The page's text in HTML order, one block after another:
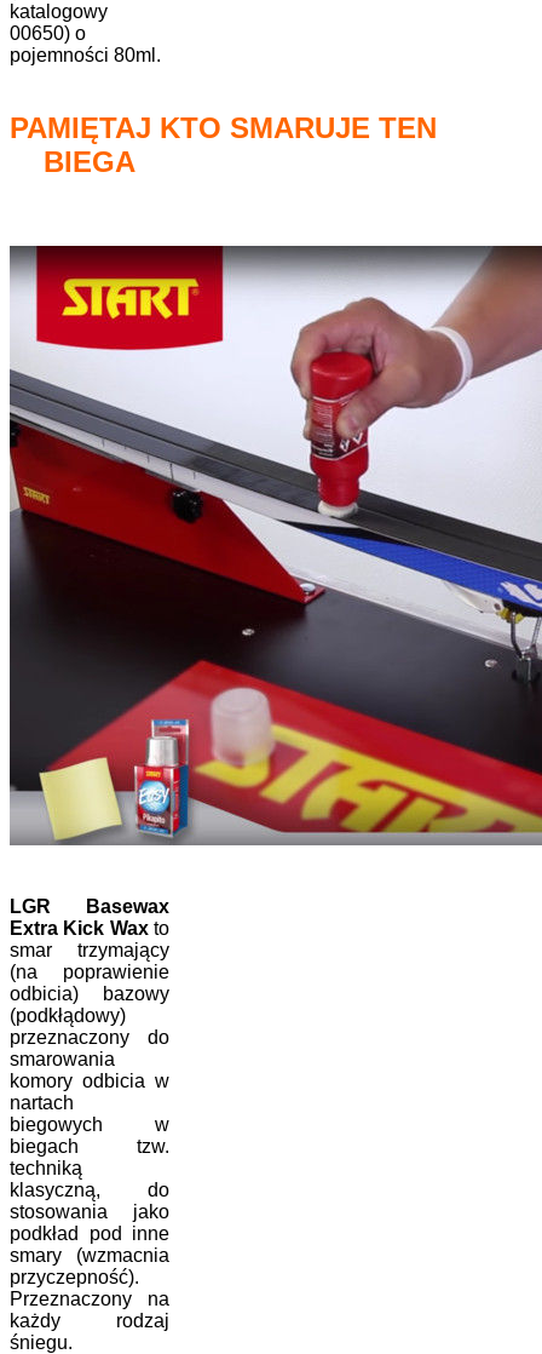
katalogowy
00650) o
pojemności 80ml.
PAMIĘTAJ KTO SMARUJE TEN
BIEGA
LGR Basewax
Extra Kick Waxto
smar trzymający
(na poprawienie
odbicia) bazowy
(podkłądowy)
przeznaczony do
smarowania
komory odbicia w
nartach
biegowych w
biegach tzw.
techniką
klasyczną, do
stosowania jako
podkład pod inne
smary (wzmacnia
przyczepność).
Przeznaczony na
każdy rodzaj
śniegu.